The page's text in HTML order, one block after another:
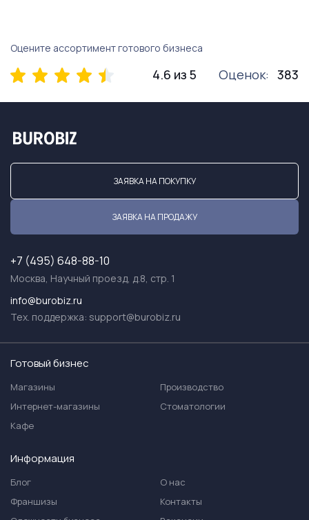
Оцените ассортимент готового бизнеса
4.6 из 5 Оценок: 383
ЗАЯВКА НА ПОКУПКУ
ЗАЯВКА НА ПРОДАЖУ
+7 (495) 648-88-10
Москва, Научный проезд, д.8, стр. 1
info@burobiz.ru
Тех. поддержка: support@burobiz.ru
Готовый бизнес
Магазины
Интернет-магазины
Кафе
Производство
Стоматологии
Информация
Блог
Франшизы
О нас
Контакты